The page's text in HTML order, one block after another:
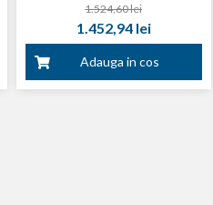
1.524,60 lei
1.452,94 lei
Adauga in cos